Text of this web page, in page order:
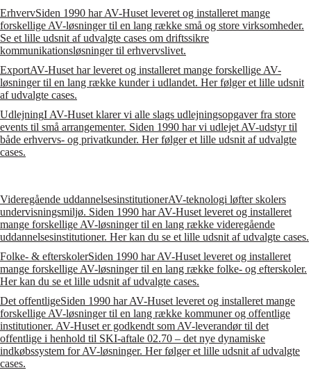
ErhvervSiden 1990 har AV-Huset leveret og installeret mange
forskellige AV-løsninger til en lang række små og store virksomheder.
Se et lille udsnit af udvalgte cases om driftssikre
kommunikationsløsninger til erhvervslivet.
ExportAV-Huset har leveret og installeret mange forskellige AV-
løsninger til en lang række kunder i udlandet. Her følger et lille udsnit
af udvalgte cases.
UdlejningI AV-Huset klarer vi alle slags udlejningsopgaver fra store
events til små arrangementer. Siden 1990 har vi udlejet AV-udstyr til
både erhvervs- og privatkunder. Her følger et lille udsnit af udvalgte
cases.
Videregående uddannelsesinstitutionerAV-teknologi løfter skolers
undervisningsmiljø. Siden 1990 har AV-Huset leveret og installeret
mange forskellige AV-løsninger til en lang række videregående
uddannelsesinstitutioner. Her kan du se et lille udsnit af udvalgte cases.
Folke- & efterskolerSiden 1990 har AV-Huset leveret og installeret
mange forskellige AV-løsninger til en lang række folke- og efterskoler.
Her kan du se et lille udsnit af udvalgte cases.
Det offentligeSiden 1990 har AV-Huset leveret og installeret mange
forskellige AV-løsninger til en lang række kommuner og offentlige
institutioner. AV-Huset er godkendt som AV-leverandør til det
offentlige i henhold til SKI-aftale 02.70 – det nye dynamiske
indkøbssystem for AV-løsninger. Her følger et lille udsnit af udvalgte
cases.